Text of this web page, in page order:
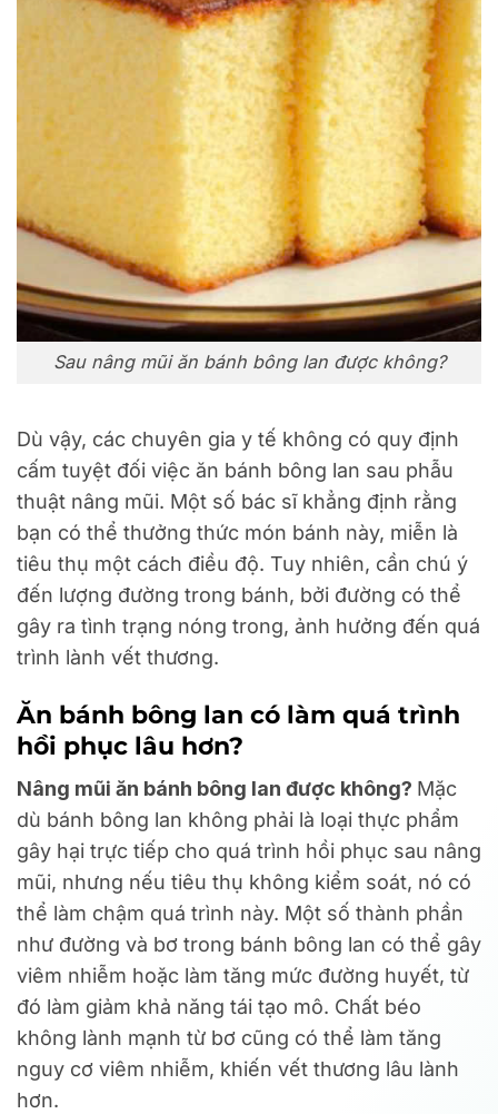
Sau nâng mũi ăn bánh bông lan được không?
Dù vậy, các chuyên gia y tế không có quy định
cấm tuyệt đối việc ăn bánh bông lan sau phẫu
thuật nâng mũi. Một số bác sĩ khẳng định rằng
bạn có thể thưởng thức món bánh này, miễn là
tiêu thụ một cách điều độ. Tuy nhiên, cần chú ý
đến lượng đường trong bánh, bởi đường có thể
gây ra tình trạng nóng trong, ảnh hưởng đến quá
trình lành vết thương.
Ăn bánh bông lan có làm quá trình
hồi phục lâu hơn?
Nâng mũi ăn bánh bông lan được không? Mặc
dù bánh bông lan không phải là loại thực phẩm
gây hại trực tiếp cho quá trình hồi phục sau nâng
mũi, nhưng nếu tiêu thụ không kiểm soát, nó có
thể làm chậm quá trình này. Một số thành phần
như đường và bơ trong bánh bông lan có thể gây
viêm nhiễm hoặc làm tăng mức đường huyết, từ
đó làm giảm khả năng tái tạo mô. Chất béo
không lành mạnh từ bơ cũng có thể làm tăng
nguy cơ viêm nhiễm, khiến vết thương lâu lành
hơn.